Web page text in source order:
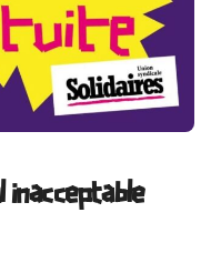
inacceptable